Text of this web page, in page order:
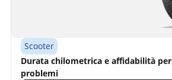
Scooter
Durata chilometrica e affidabilità
problemi